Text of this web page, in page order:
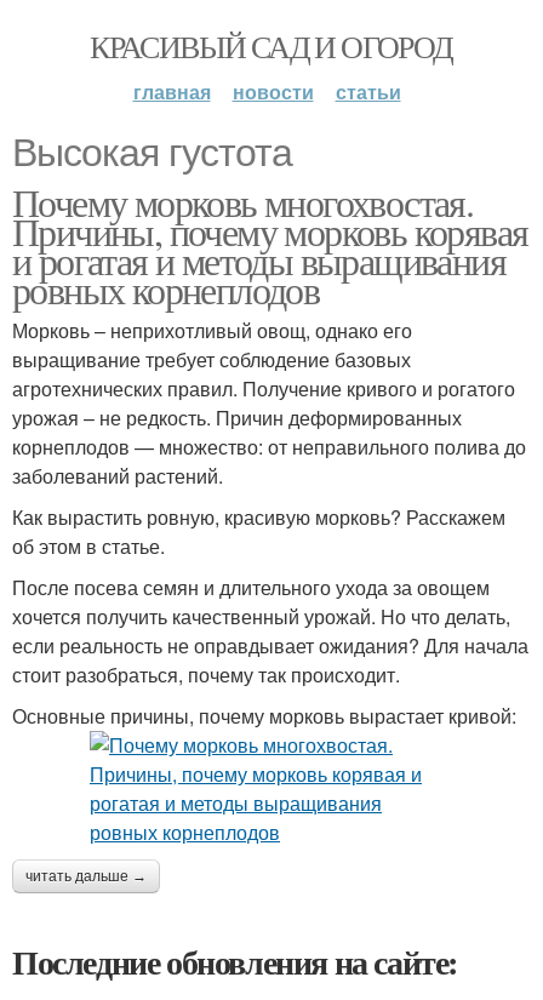
КРАСИВЫЙ САД И ОГОРОД
главная новости статьи
Высокая густота
Почему морковь многохвостая.
Причины, почему морковь корявая
и рогатая и методы выращивания
ровных корнеплодов
Морковь – неприхотливый овощ, однако его
выращивание требует соблюдение базовых
агротехнических правил. Получение кривого и рогатого
урожая – не редкость. Причин деформированных
корнеплодов — множество: от неправильного полива до
заболеваний растений.
Как вырастить ровную, красивую морковь? Расскажем
об этом в статье.
После посева семян и длительного ухода за овощем
хочется получить качественный урожай. Но что делать,
если реальность не оправдывает ожидания? Для начала
стоит разобраться, почему так происходит.
Основные причины, почему морковь вырастает кривой:
читать дальше →
Последние обновления на сайте: